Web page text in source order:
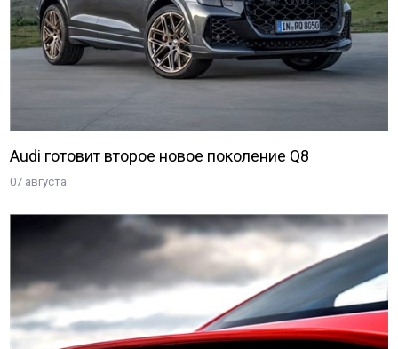
Audi готовит второе новое поколение Q8
07 августа